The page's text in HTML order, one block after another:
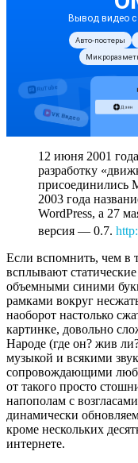
12 июня 2001
разработку
присоединились
2003 года
WordPress, а 27
версия — 0.7.
Если вспомнить, чем в
всплывают
объемными синими
рамками вокруг
наоборот настолько
картинке, довольно
Народе (где он? жив
музыкой и всякими
сопровождающими
от такого просто
напополам с
динамически
кроме нескольких
интернете.